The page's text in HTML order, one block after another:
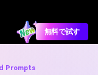
無料で試す
Prompts